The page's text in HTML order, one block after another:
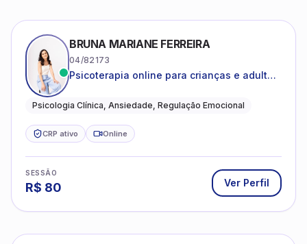
BRUNA MARIANE FERREIRA
04/82173
Psicoterapia online para crianças e adultos
reduzir a ansiedade e construir uma vida
Psicologia Clínica, Ansiedade, Regulação Emocional
CRP ativo Online
SESSÃO
R$ 80 Ver Perfil